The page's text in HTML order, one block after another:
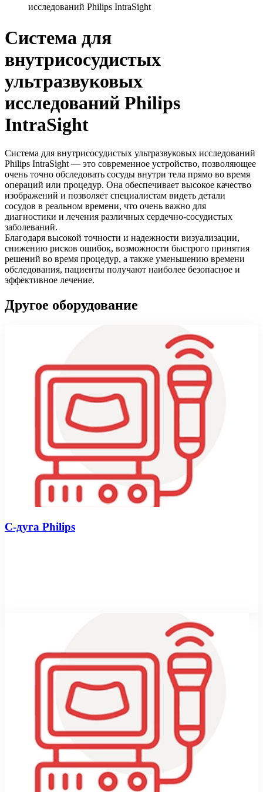
исследований Philips IntraSight
Система для
внутрисосудистых
ультразвуковых
исследований Philips
IntraSight
Система для внутрисосудистых ультразвуковых исследований
Philips IntraSight — это современное устройство, позволяющее
очень точно обследовать сосуды внутри тела прямо во время
операций или процедур. Она обеспечивает высокое качество
изображений и позволяет специалистам видеть детали
сосудов в реальном времени, что очень важно для
диагностики и лечения различных сердечно-сосудистых
заболеваний.
Благодаря высокой точности и надежности визуализации,
снижению рисков ошибок, возможности быстрого принятия
решений во время процедур, а также уменьшению времени
обследования, пациенты получают наиболее безопасное и
эффективное лечение.
Другое оборудование
С-дуга Philips